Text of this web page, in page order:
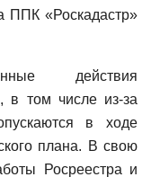
ППК «Роскадастр»
действия
в том числе из-за
в ходе
плана. В свою
Росреестра и